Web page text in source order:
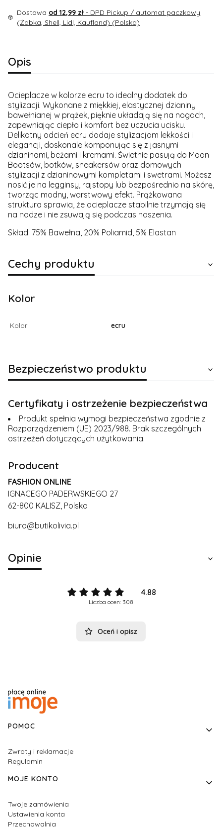
Dostawa od 12,99 zł - DPD Pickup / automat paczkowy
(Żabka, Shell, Lidl, Kaufland) (Polska)
Opis
Ocieplacze w kolorze ecru to idealny dodatek do
stylizacji. Wykonane z miękkiej, elastycznej dzianiny
bawełnianej w prążek, pięknie układają się na nogach,
zapewniając ciepło i komfort bez uczucia ucisku.
Delikatny odcień ecru dodaje stylizacjom lekkości i
elegancji, doskonale komponując się z jasnymi
dzianinami, beżami i kremami. Świetnie pasują do Moon
Bootsów, botków, sneakersów oraz domowych
stylizacji z dzianinowymi kompletami i swetrami. Możesz
nosić je na legginsy, rajstopy lub bezpośrednio na skórę,
tworząc modny, warstwowy efekt. Prążkowana
struktura sprawia, że ocieplacze stabilnie trzymają się
na nodze i nie zsuwają się podczas noszenia.
Skład: 75% Bawełna, 20% Poliamid, 5% Elastan
Cechy produktu
Kolor
Kolor ecru
Bezpieczeństwo produktu
Certyfikaty i ostrzeżenie bezpieczeństwa
Produkt spełnia wymogi bezpieczeństwa zgodnie z
Rozporządzeniem (UE) 2023/988. Brak szczególnych
ostrzeżeń dotyczących użytkowania.
Producent
FASHION ONLINE
IGNACEGO PADERWSKIEGO 27
62-800 KALISZ, Polska
biuro@butikolivia.pl
Opinie
4.88
Liczba ocen: 308
Oceń i opisz
Linki w stopce
POMOC
Zwroty i reklamacje
Regulamin
MOJE KONTO
Twoje zamówienia
Ustawienia konta
Przechowalnia